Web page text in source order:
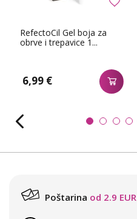
RefectoCil Gel boja za
obrve i trepavice 1...
6,99 €
Poštarina od 2.9 EUR